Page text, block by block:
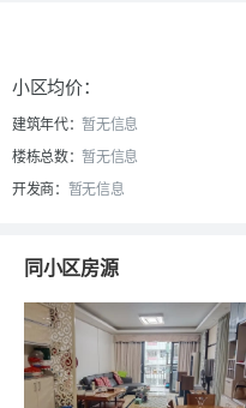
小区均价：
建筑年代：暂无信息
楼栋总数：暂无信息
开发商： 暂无信息
同小区房源